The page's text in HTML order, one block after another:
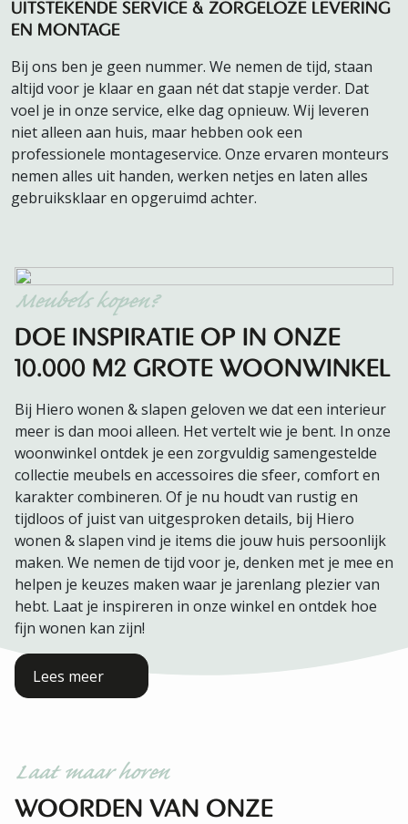
UITSTEKENDE SERVICE & ZORGELOZE LEVERING
EN MONTAGE
Bij ons ben je geen nummer. We nemen de tijd, staan
altijd voor je klaar en gaan nét dat stapje verder. Dat
voel je in onze service, elke dag opnieuw. Wij leveren
niet alleen aan huis, maar hebben ook een
professionele montageservice. Onze ervaren monteurs
nemen alles uit handen, werken netjes en laten alles
gebruiksklaar en opgeruimd achter.
Meubels kopen?
DOE INSPIRATIE OP IN ONZE
10.000 M2 GROTE WOONWINKEL
Bij Hiero wonen & slapen geloven we dat een interieur
meer is dan mooi alleen. Het vertelt wie je bent. In onze
woonwinkel ontdek je een zorgvuldig samengestelde
collectie meubels en accessoires die sfeer, comfort en
karakter combineren. Of je nu houdt van rustig en
tijdloos of juist van uitgesproken details, bij Hiero
wonen & slapen vind je items die jouw huis persoonlijk
maken. We nemen de tijd voor je, denken met je mee en
helpen je keuzes maken waar je jarenlang plezier van
hebt. Laat je inspireren in onze winkel en ontdek hoe
fijn wonen kan zijn!
Lees meer
Laat maar horen
WOORDEN VAN ONZE